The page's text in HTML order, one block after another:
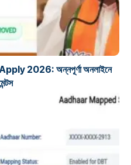
2026: অন্নপূর্ণা অনলাইনে